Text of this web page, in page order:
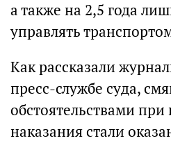
а также на 2,5 года
управлять
Как рассказали
пресс-службе суда,
обстоятельствами
наказания стали